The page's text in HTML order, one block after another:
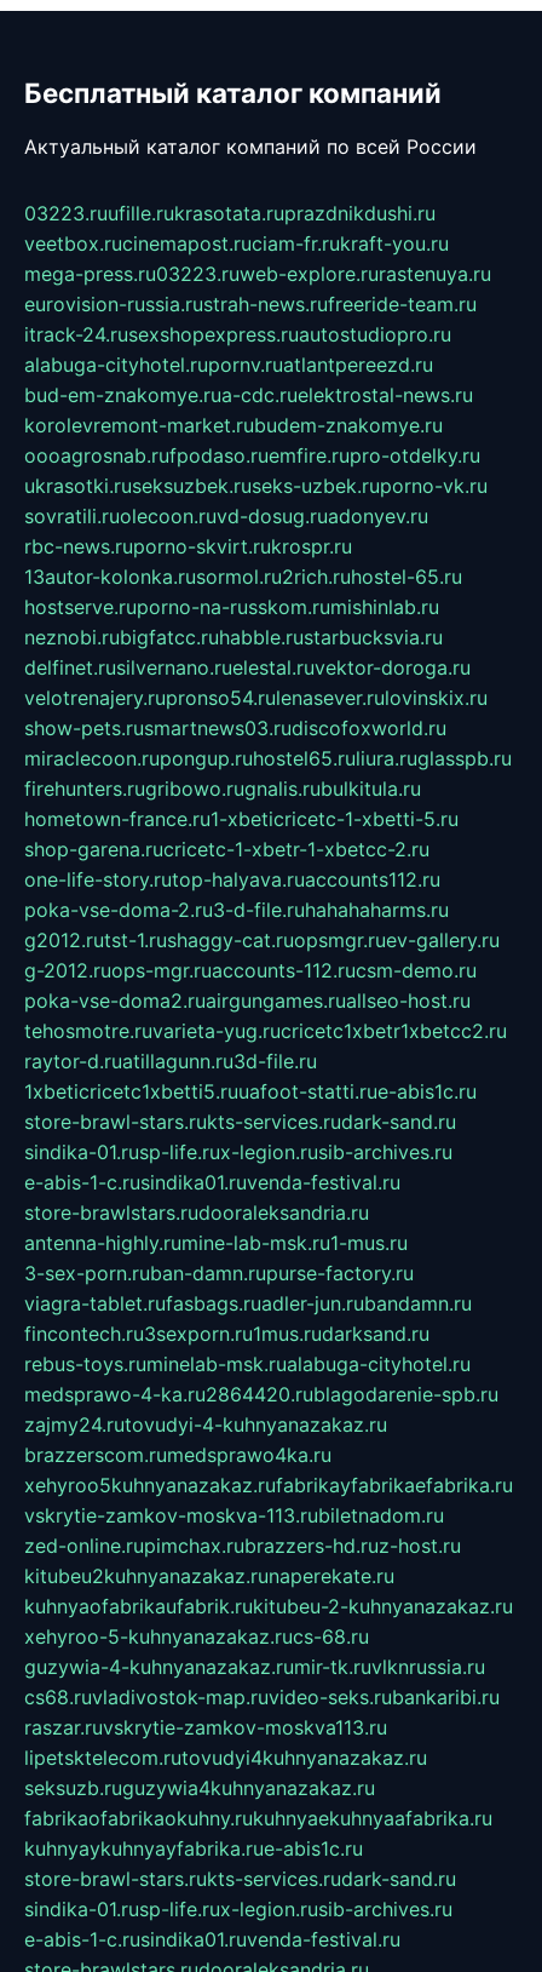
Бесплатный каталог компаний
Актуальный каталог компаний по всей России
03223.ruufille.rukrasotata.ruprazdnikdushi.ru
veetbox.rucinemapost.ruciam-fr.rukraft-you.ru
mega-press.ru03223.ruweb-explore.rurastenuya.ru
eurovision-russia.rustrah-news.rufreeride-team.ru
itrack-24.rusexshopexpress.ruautostudiopro.ru
alabuga-cityhotel.rupornv.ruatlantpereezd.ru
bud-em-znakomye.rua-cdc.ruelektrostal-news.ru
korolevremont-market.rubudem-znakomye.ru
oooagrosnab.rufpodaso.ruemfire.rupro-otdelky.ru
ukrasotki.ruseksuzbek.ruseks-uzbek.ruporno-vk.ru
sovratili.ruolecoon.ruvd-dosug.ruadonyev.ru
rbc-news.ruporno-skvirt.rukrospr.ru
13autor-kolonka.rusormol.ru2rich.ruhostel-65.ru
hostserve.ruporno-na-russkom.rumishinlab.ru
neznobi.rubigfatcc.ruhabble.rustarbucksvia.ru
delfinet.rusilvernano.ruelestal.ruvektor-doroga.ru
velotrenajery.rupronso54.rulenasever.rulovinskix.ru
show-pets.rusmartnews03.rudiscofoxworld.ru
miraclecoon.rupongup.ruhostel65.ruliura.ruglasspb.ru
firehunters.rugribowo.rugnalis.rubulkitula.ru
hometown-france.ru1-xbeticricetc-1-xbetti-5.ru
shop-garena.rucricetc-1-xbetr-1-xbetcc-2.ru
one-life-story.rutop-halyava.ruaccounts112.ru
poka-vse-doma-2.ru3-d-file.ruhahahaharms.ru
g2012.rutst-1.rushaggy-cat.ruopsmgr.ruev-gallery.ru
g-2012.ruops-mgr.ruaccounts-112.rucsm-demo.ru
poka-vse-doma2.ruairgungames.ruallseo-host.ru
tehosmotre.ruvarieta-yug.rucricetc1xbetr1xbetcc2.ru
raytor-d.ruatillagunn.ru3d-file.ru
1xbeticricetc1xbetti5.ruuafoot-statti.rue-abis1c.ru
store-brawl-stars.rukts-services.rudark-sand.ru
sindika-01.rusp-life.rux-legion.rusib-archives.ru
e-abis-1-c.rusindika01.ruvenda-festival.ru
store-brawlstars.rudooraleksandria.ru
antenna-highly.rumine-lab-msk.ru1-mus.ru
3-sex-porn.ruban-damn.rupurse-factory.ru
viagra-tablet.rufasbags.ruadler-jun.rubandamn.ru
fincontech.ru3sexporn.ru1mus.rudarksand.ru
rebus-toys.ruminelab-msk.rualabuga-cityhotel.ru
medsprawo-4-ka.ru2864420.rublagodarenie-spb.ru
zajmy24.rutovudyi-4-kuhnyanazakaz.ru
brazzerscom.rumedsprawo4ka.ru
xehyroo5kuhnyanazakaz.rufabrikayfabrikaefabrika.ru
vskrytie-zamkov-moskva-113.rubiletnadom.ru
zed-online.rupimchax.rubrazzers-hd.ruz-host.ru
kitubeu2kuhnyanazakaz.runaperekate.ru
kuhnyaofabrikaufabrik.rukitubeu-2-kuhnyanazakaz.ru
xehyroo-5-kuhnyanazakaz.rucs-68.ru
guzywia-4-kuhnyanazakaz.rumir-tk.ruvlknrussia.ru
cs68.ruvladivostok-map.ruvideo-seks.rubankaribi.ru
raszar.ruvskrytie-zamkov-moskva113.ru
lipetsktelecom.rutovudyi4kuhnyanazakaz.ru
seksuzb.ruguzywia4kuhnyanazakaz.ru
fabrikaofabrikaokuhny.rukuhnyaekuhnyaafabrika.ru
kuhnyaykuhnyayfabrika.rue-abis1c.ru
store-brawl-stars.rukts-services.rudark-sand.ru
sindika-01.rusp-life.rux-legion.rusib-archives.ru
e-abis-1-c.rusindika01.ruvenda-festival.ru